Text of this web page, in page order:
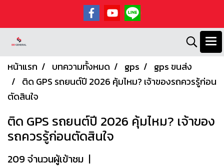
หน้าแรก บทความทั้งหมด gps
gps ขนส่ง
ติด GPS รถยนต์ปี 2026 คุ้มไหม? เจ้าของรถควรรู้ก่อน
ตัดสินใจ
ติด GPS รถยนต์ปี 2026 คุ้มไหม? เจ้าของ
รถควรรู้ก่อนตัดสินใจ
209 จำนวนผู้เข้าชม |